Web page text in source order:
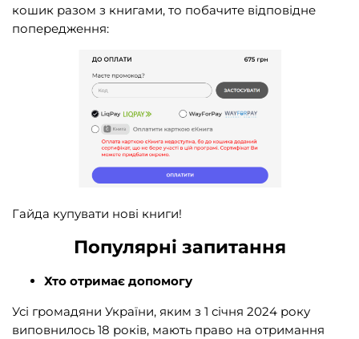
кошик разом з книгами, то побачите відповідне
попередження:
Гайда купувати нові книги!
Популярні запитання
Хто отримає допомогу
Усі громадяни України, яким з 1 січня 2024 року
виповнилось 18 років, мають право на отримання